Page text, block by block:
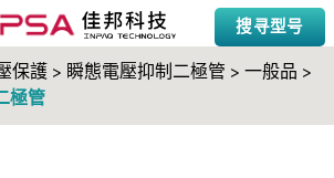
搜寻型号
保護 > 瞬態電壓抑制二極管 > 一般品 >
極管